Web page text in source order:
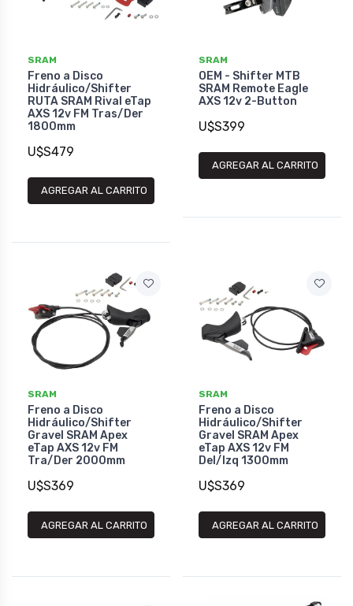
SRAM
Freno a Disco
Hidráulico/Shifter
RUTA SRAM Rival eTap
AXS 12v FM Tras/Der
1800mm
U$S479
AGREGAR AL CARRITO
SRAM
OEM - Shifter MTB
SRAM Remote Eagle
AXS 12v 2-Button
U$S399
AGREGAR AL CARRITO
SRAM
Freno a Disco
Hidráulico/Shifter
Gravel SRAM Apex
eTap AXS 12v FM
Tra/Der 2000mm
U$S369
AGREGAR AL CARRITO
SRAM
Freno a Disco
Hidráulico/Shifter
Gravel SRAM Apex
eTap AXS 12v FM
Del/Izq 1300mm
U$S369
AGREGAR AL CARRITO